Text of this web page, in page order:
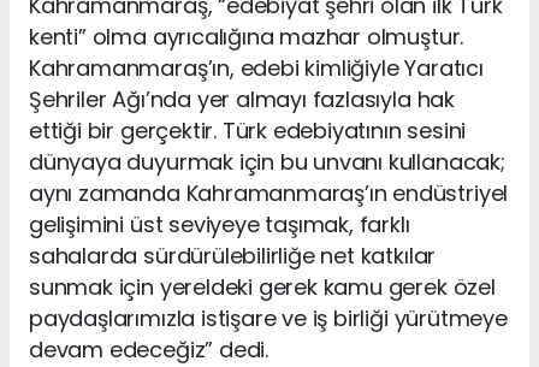
kenti” olma ayrıcalığına mazhar olmuştur.
Kahramanmaraş’ın, edebi kimliğiyle Yaratıcı
Şehriler Ağı’nda yer almayı fazlasıyla hak
ettiği bir gerçektir. Türk edebiyatının sesini
dünyaya duyurmak için bu unvanı kullanacak;
aynı zamanda Kahramanmaraş’ın endüstriyel
gelişimini üst seviyeye taşımak, farklı
sahalarda sürdürülebilirliğe net katkılar
sunmak için yereldeki gerek kamu gerek özel
paydaşlarımızla istişare ve iş birliği yürütmeye
devam edeceğiz” dedi.